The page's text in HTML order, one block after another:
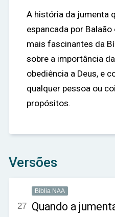
A história da jumenta
espancada por
mais fascinantes da
sobre a importância
obediência a Deus, e
qualquer pessoa ou
propósitos.
Versões
Bíblia NAA
27 Quando a